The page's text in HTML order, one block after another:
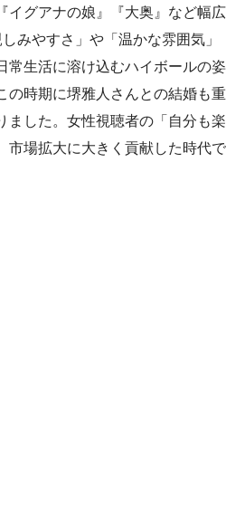
イグアナの娘』『大奥』など幅広
みやすさ」や「温かな雰囲気」
常生活に溶け込むハイボールの姿
の時期に堺雅人さんとの結婚も重
ました。女性視聴者の「自分も楽
市場拡大に大きく貢献した時代で